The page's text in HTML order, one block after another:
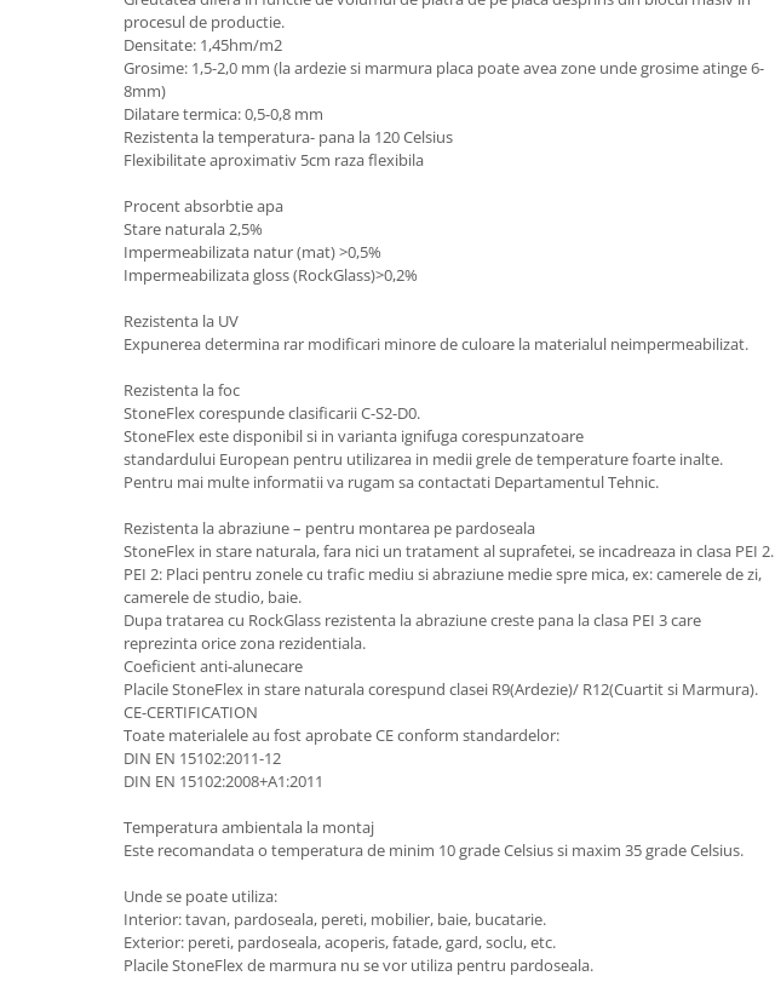
procesul de productie.
Densitate: 1,45hm/m2
Grosime: 1,5-2,0 mm (la ardezie si marmura placa poate avea zone unde grosime atinge 6-
8mm)
Dilatare termica: 0,5-0,8 mm
Rezistenta la temperatura- pana la 120 Celsius
Flexibilitate aproximativ 5cm raza flexibila
Procent absorbtie apa
Stare naturala 2,5%
Impermeabilizata natur (mat) >0,5%
Impermeabilizata gloss (RockGlass)>0,2%
Rezistenta la UV
Expunerea determina rar modificari minore de culoare la materialul neimpermeabilizat.
Rezistenta la foc
StoneFlex corespunde clasificarii C-S2-D0.
StoneFlex este disponibil si in varianta ignifuga corespunzatoare
standardului European pentru utilizarea in medii grele de temperature foarte inalte.
Pentru mai multe informatii va rugam sa contactati Departamentul Tehnic.
Rezistenta la abraziune – pentru montarea pe pardoseala
StoneFlex in stare naturala, fara nici un tratament al suprafetei, se incadreaza in clasa PEI 2.
PEI 2: Placi pentru zonele cu trafic mediu si abraziune medie spre mica, ex: camerele de zi,
camerele de studio, baie.
Dupa tratarea cu RockGlass rezistenta la abraziune creste pana la clasa PEI 3 care
reprezinta orice zona rezidentiala.
Coeficient anti-alunecare
Placile StoneFlex in stare naturala corespund clasei R9(Ardezie)/ R12(Cuartit si Marmura).
CE-CERTIFICATION
Toate materialele au fost aprobate CE conform standardelor:
DIN EN 15102:2011-12
DIN EN 15102:2008+A1:2011
Temperatura ambientala la montaj
Este recomandata o temperatura de minim 10 grade Celsius si maxim 35 grade Celsius.
Unde se poate utiliza:
Interior: tavan, pardoseala, pereti, mobilier, baie, bucatarie.
Exterior: pereti, pardoseala, acoperis, fatade, gard, soclu, etc.
Placile StoneFlex de marmura nu se vor utiliza pentru pardoseala.